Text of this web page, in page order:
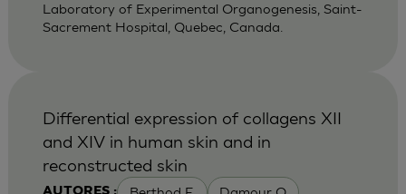
Laboratory of Experimental Organogenesis, Saint-
Sacrement Hospital, Quebec, Canada.
Differential expression of collagens XII
and XIV in human skin and in
reconstructed skin